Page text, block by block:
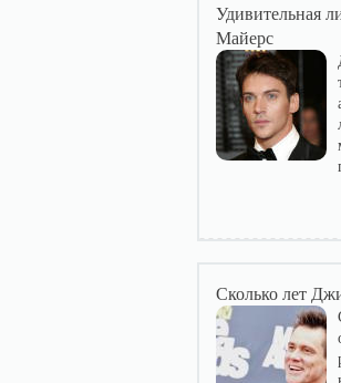
Удивительная
Майерс
Сколько лет